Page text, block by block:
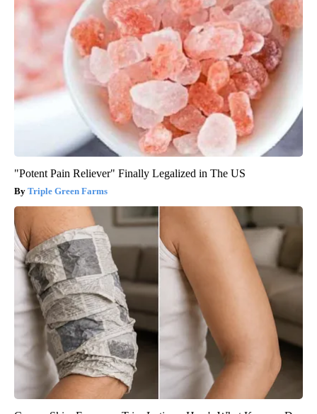
"Potent Pain Reliever" Finally Legalized in The US
Triple Green Farms